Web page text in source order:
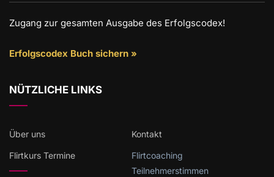
Zugang zur gesamten Ausgabe des Erfolgscodex!
Erfolgscodex Buch sichern »
NÜTZLICHE LINKS
Über uns Kontakt
Flirtkurs Termine
Flirtcoaching
Teilnehmerstimmen